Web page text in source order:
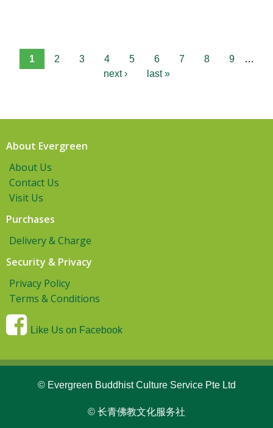
1 2 3 4 5 6 7 8 9
…
next ›
last »
About Evergreen
About Us
Contact Us
Visit Us
Purchases
Delivery & Charge
Security & Privacy
Privacy Policy
Terms & Conditions
Like Us on Facebook
© Evergreen Buddhist Culture Service Pte Ltd
© 长青佛教文化服务社